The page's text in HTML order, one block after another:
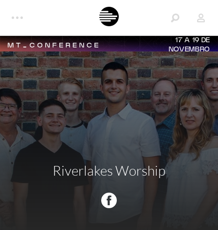
17 A 19 DE
NOVEMBRO
Riverlakes Worship